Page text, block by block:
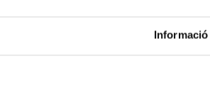
Informació